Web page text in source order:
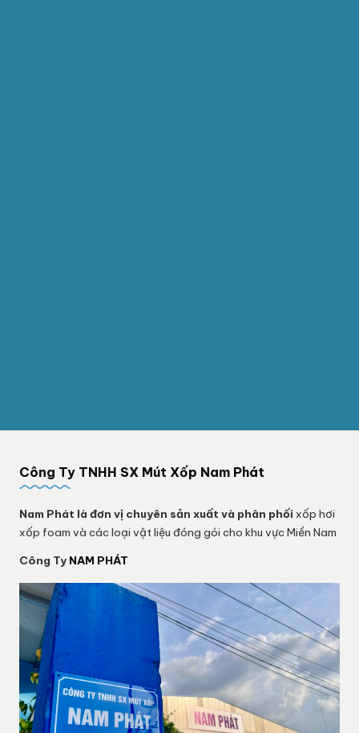
Công Ty TNHH SX Mút Xốp Nam Phát
Nam Phát là đơn vị chuyên sản xuất và phân phối xốp hơi
xốp foam và các loại vật liệu đóng gói cho khu vực Miền Nam
Công Ty NAM PHÁT